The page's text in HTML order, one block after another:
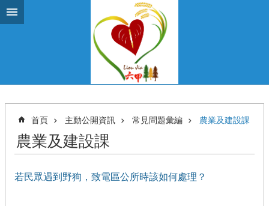
跳到主要內容區塊
首頁 主動公開資訊 常見問題彙編 農業及建設課
農業及建設課
若民眾遇到野狗，致電區公所時該如何處理？